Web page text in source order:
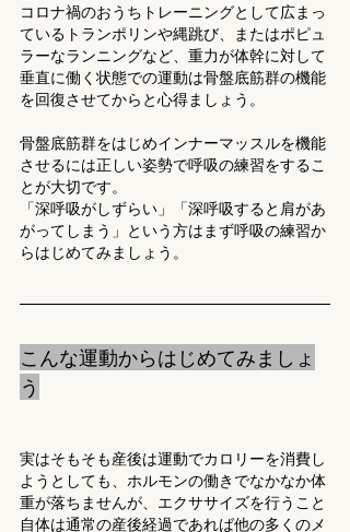
コロナ禍のおうちトレーニングとして広まっ
ているトランポリンや縄跳び、またはポピュ
ラーなランニングなど、重力が体幹に対して
垂直に働く状態での運動は骨盤底筋群の機能
を回復させてからと心得ましょう。
骨盤底筋群をはじめインナーマッスルを機能
させるには正しい姿勢で呼吸の練習をするこ
とが大切です。
「深呼吸がしずらい」「深呼吸すると肩があ
がってしまう」という方はまず呼吸の練習か
らはじめてみましょう。
こんな運動からはじめてみましょ
う
実はそもそも産後は運動でカロリーを消費し
ようとしても、ホルモンの働きでなかなか体
重が落ちませんが、エクササイズを行うこと
自体は通常の産後経過であれば他の多くのメ